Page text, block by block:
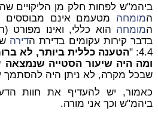
ביהמ"ש לפחות חלק מן הליקויים
המומחה מטעמם אינם מבוססים
המומחה הוא כללי, ואינו מפורט
בדבר קירות עקומים בדירת הדירה
4.4: "
הטענה כללית ביותר, לא
ומה היה שיעור הסטייה שנמצאה
שבכל מקרה, לא ניתן היה להסתמך
כאמור, יש להעדיף את חוות
ביהמ"ש וכך אני מורה.